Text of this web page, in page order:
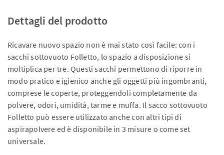
Dettagli del prodotto
Ricavare nuovo spazio non è mai stato così facile: con i
sacchi sottovuoto Folletto, lo spazio a disposizione si
moltiplica per tre. Questi sacchi permettono di riporre in
modo pratico e igienico anche gli oggetti più ingombranti,
comprese le coperte, proteggendoli completamente da
polvere, odori, umidità, tarme e muffa. Il sacco sottovuoto
Folletto può essere utilizzato anche con altri tipi di
aspirapolvere ed è disponibile in 3 misure o come set
universale.